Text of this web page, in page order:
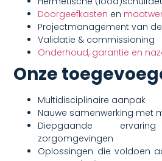
Doorgeefkasten en
Projectmanagement van
Validatie & commissioning
Onderhoud, garantie en
Onze
Multidisciplinaire aanpak
Nauwe samenwerking met
Diepgaande
zorgomgevingen
Oplossingen die voldoen